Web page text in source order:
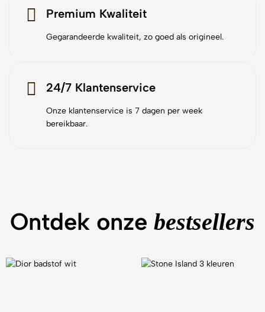
Premium Kwaliteit
Gegarandeerde kwaliteit, zo goed als origineel.
24/7 Klantenservice
Onze klantenservice is 7 dagen per week
bereikbaar.
Ontdek onze bestsellers